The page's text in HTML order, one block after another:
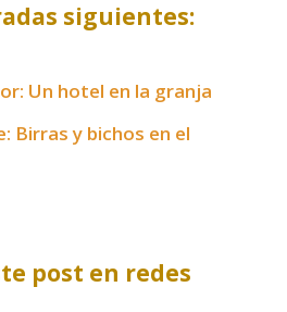
siguientes:
Un hotel en la granja
Birras y bichos en el
post en redes